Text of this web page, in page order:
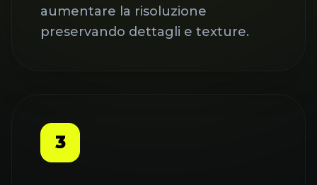
aumentare la risoluzione
preservando dettagli e texture.
3